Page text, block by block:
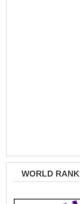
WORLD